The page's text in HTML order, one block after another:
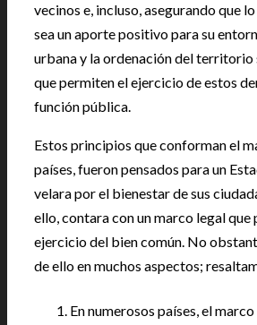
vecinos e, incluso, asegurando que
sea un aporte positivo para su
urbana y la ordenación del territorio
que permiten el ejercicio de estos
función pública.
Estos principios que conforman el
países, fueron pensados para un
velara por el bienestar de sus
ello, contara con un marco legal
ejercicio del bien común. No
de ello en muchos aspectos;
En numerosos países, el marco